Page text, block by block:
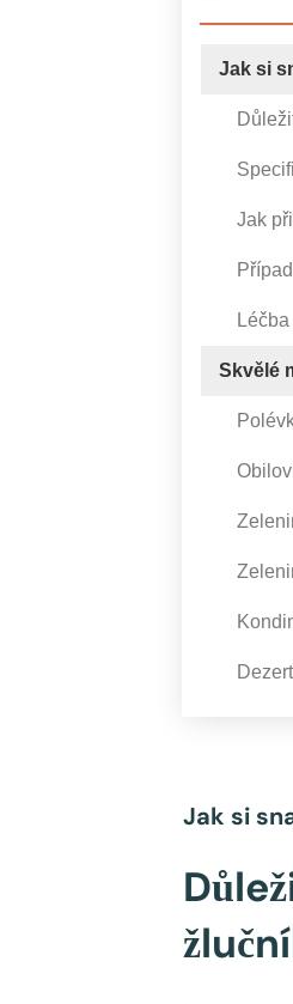
Jak si
Jak
Skvělé
Jak si